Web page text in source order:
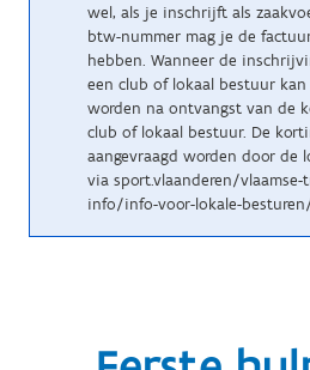
wel, als je inschrijft als
btw-nummer mag je de
hebben. Wanneer de
een club of lokaal bestuur kan
worden na ontvangst van de
club of lokaal bestuur. De
aangevraagd worden door de
via sport.vlaanderen/
info/info-voor-lokale-